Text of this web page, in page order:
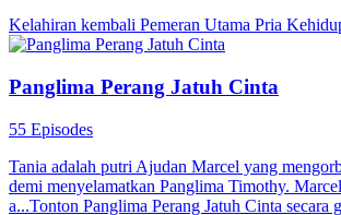
Kelahiran kembali Pemeran Utama Pria
Panglima Perang Jatuh Cinta
55 Episodes
Tania adalah putri Ajudan Marcel yang
demi menyelamatkan Panglima Timothy.
a...Tonton Panglima Perang Jatuh Cinta secara